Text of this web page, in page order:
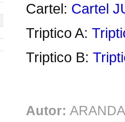
Cartel: Cartel
Triptico A:
Triptico B:
Autor: